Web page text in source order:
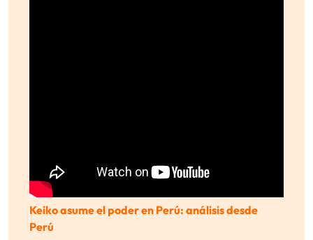
Keiko asume el poder en Perú: análisis desde
Perú